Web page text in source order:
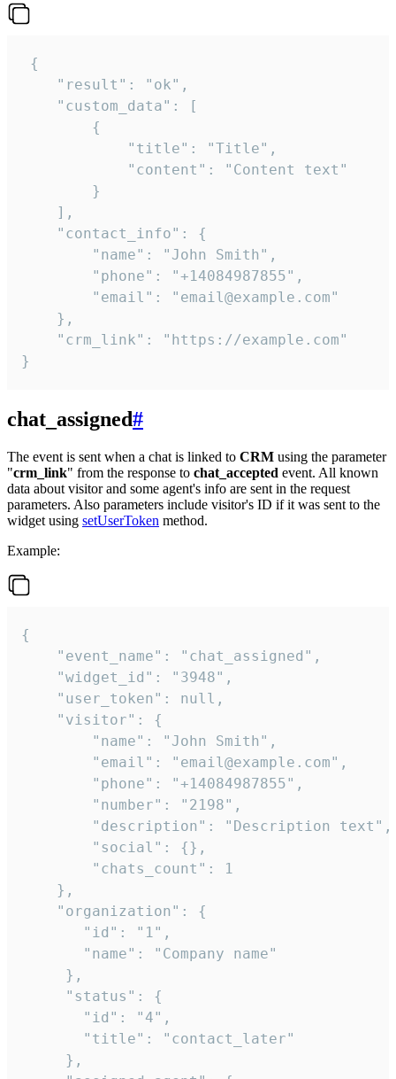
{
    "result": "ok",
    "custom_data": [
        {
            "title": "Title",
            "content": "Content text"
        }
    ],
    "contact_info": {
        "name": "John Smith",
        "phone": "+14084987855",
        "email": "email@example.com"
    },
    "crm_link": "https://example.com"
}
chat_assigned#
The event is sent when a chat is linked to CRM using the parameter
"crm_link" from the response to chat_accepted event. All known
data about visitor and some agent's info are sent in the request
parameters. Also parameters include visitor's ID if it was sent to the
widget using setUserToken method.
Example:
{
    "event_name": "chat_assigned",
    "widget_id": "3948",
    "user_token": null,
    "visitor": {
        "name": "John Smith",
        "email": "email@example.com",
        "phone": "+14084987855",
        "number": "2198",
        "description": "Description text",
        "social": {},
        "chats_count": 1
    },
    "organization": {
       "id": "1",
       "name": "Company name"
     },
     "status": {
       "id": "4",
       "title": "contact_later"
     },